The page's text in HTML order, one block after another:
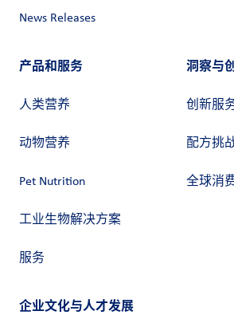
News Releases
产品和服务
人类营养
动物营养
Pet Nutrition
工业生物解决方案
服务
洞察与
创新服
配方挑
全球消
企业文化与人才发展